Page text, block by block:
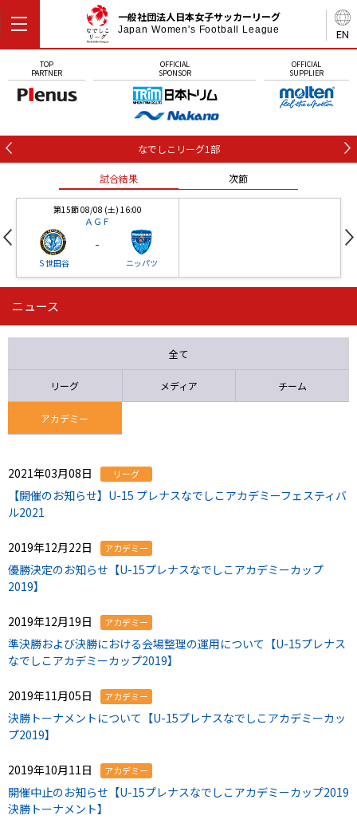
EN
一般社団法人日本女子サッカーリーグ
Japan Women's Football League
TOP
PARTNER
OFFICIAL
SPONSOR
OFFICIAL
SUPPLIER
なでしこリーグ1部
試合結果 次節
第15節 08/08 (土) 16:00
ＡＧＦ
Ｓ世田谷
-
ニッパツ
第16節 09/05 (土) 15:00
ニッパツ 石人の星
ニュース
全て
リーグ メディア チーム
アカデミー
2021年03月08日 リーグ
【開催のお知らせ】U-15 プレナスなでしこアカデミーフェスティバ
ル2021
2019年12月22日 アカデミー
優勝決定のお知らせ【U-15プレナスなでしこアカデミーカップ
2019】
2019年12月19日 アカデミー
準決勝および決勝における会場整理の運用について【U-15プレナス
なでしこアカデミーカップ2019】
2019年11月05日 アカデミー
決勝トーナメントについて【U-15プレナスなでしこアカデミーカッ
プ2019】
2019年10月11日 アカデミー
開催中止のお知らせ【U-15プレナスなでしこアカデミーカップ2019
決勝トーナメント】